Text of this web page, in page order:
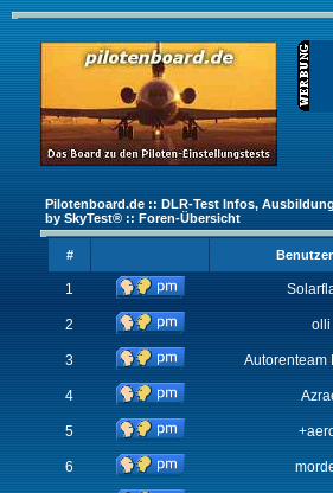
Pilotenboard.de :: DLR-Test Infos,
by SkyTest® :: Foren-Übersicht
#
1
2 olli
3 Autorenteam
4
5
6